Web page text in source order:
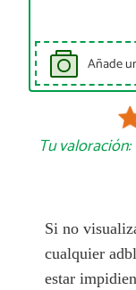
Añade
Tu valoración:
Si no
cualquier
estar